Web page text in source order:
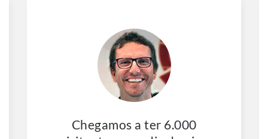
Chegamos a ter 6.000